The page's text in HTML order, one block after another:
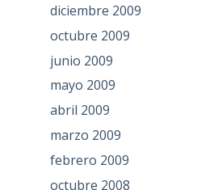
diciembre 2009
octubre 2009
junio 2009
mayo 2009
abril 2009
marzo 2009
febrero 2009
octubre 2008